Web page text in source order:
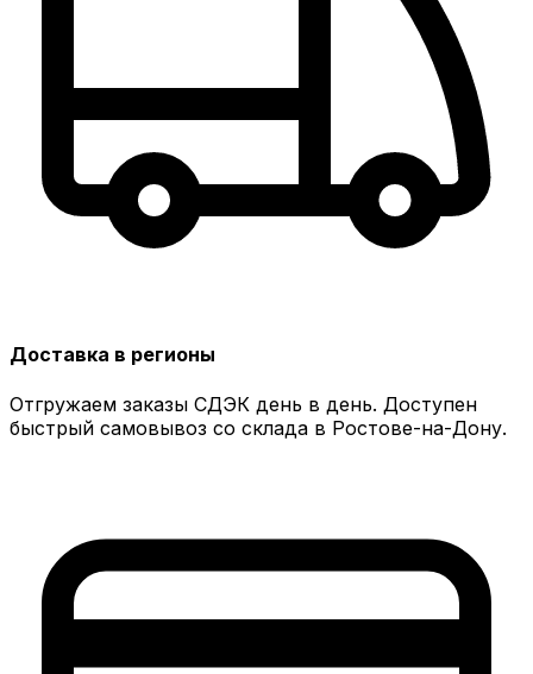
Доставка в регионы
Отгружаем заказы СДЭК день в день. Доступен
быстрый самовывоз со склада в Ростове-на-Дону.